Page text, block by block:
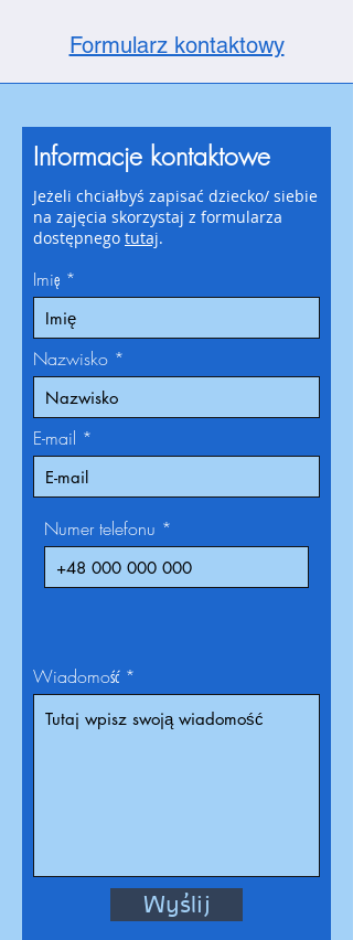
Formularz kontaktowy
Informacje kontaktowe
Jeżeli chciałbyś zapisać dziecko/ siebie
na zajęcia skorzystaj z formularza
dostępnego tutaj.
Imię
Nazwisko
E-mail
Numer telefonu
Wiadomość
Wyślij